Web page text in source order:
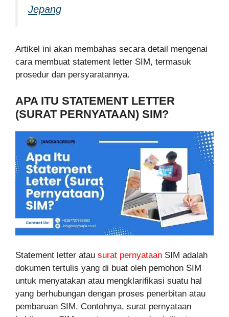
Jepang
Artikel ini akan membahas secara detail mengenai
cara membuat statement letter SIM, termasuk
prosedur dan persyaratannya.
APA ITU STATEMENT LETTER
(SURAT PERNYATAAN) SIM?
Statement letter atau surat pernyataan SIM adalah
dokumen tertulis yang di buat oleh pemohon SIM
untuk menyatakan atau mengklarifikasi suatu hal
yang berhubungan dengan proses penerbitan atau
pembaruan SIM. Contohnya, surat pernyataan